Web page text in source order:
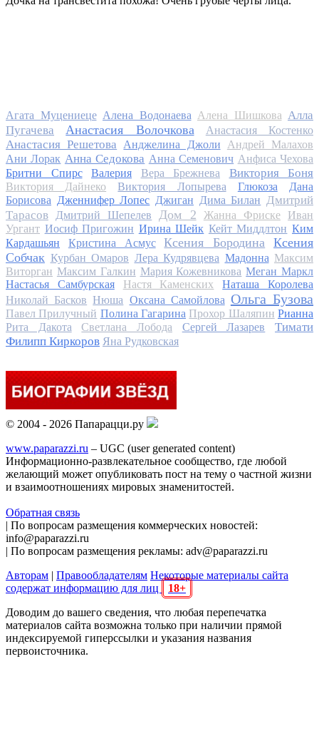
Агата Муцениеце Алена Водонаева Алена Шишкова Алла
Пугачева
Анастасия Волочкова Анастасия Костенко
Анастасия Решетова Анджелина Джоли
Андрей Малахов
Ани Лорак Анна Седокова Анна Семенович Анфиса Чехова
Бритни Спирс
Валерия Вера Брежнева Виктория Боня
Виктория Дайнеко Виктория Лопырева Глюкоза
Дана
Борисова Дженнифер Лопес Джиган Дима Билан Дмитрий
Тарасов
Дмитрий Шепелев Дом 2 Жанна Фриске
Иван
Ургант Иосиф Пригожин Ирина Шейк Кейт Миддлтон Ким
Кардашьян
Кристина Асмус Ксения Бородина
Ксения
Собчак Курбан Омаров Лера Кудрявцева Мадонна Максим
Виторган Максим Галкин Мария Кожевникова Меган Маркл
Настасья Самбурская
Настя Каменских
Наташа Королева
Николай Басков Нюша Оксана Самойлова Ольга Бузова
Павел Прилучный Полина Гагарина Прохор Шаляпин Рианна
Рита Дакота
Светлана Лобода Сергей Лазарев
Тимати
Филипп Киркоров Яна Рудковская
© 2004 - 2026 Папарацци.ру
www.paparazzi.ru – UGC (user generated content)
Информационно-развлекательное сообщество, где любой
желающий может опубликовать пост на тему о частной жизни
и взаимоотношениях мировых знаменитостей.
Обратная связь
| По вопросам размещения коммерческих новостей:
info@paparazzi.ru
| По вопросам размещения рекламы: adv@paparazzi.ru
Авторам | Правообладателям Некоторые материалы сайта
содержат информацию для лиц
18+
Доводим до вашего сведения, что любая перепечатка
материалов сайта возможна только при наличии прямой
индексируемой гиперссылки и указания названия
первоисточника.